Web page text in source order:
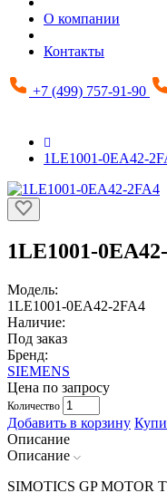
О компании
Контакты
+7 (499) 757-91-90
1LE1001-0EA42-
1LE1001-
Модель:
1LE1001-0EA42-2FA4
Наличие:
Под заказ
Бренд:
SIEMENS
Цена по запросу
Количество
Добавить в корзину
Описание
Описание
SIMOTICS GP MOTOR